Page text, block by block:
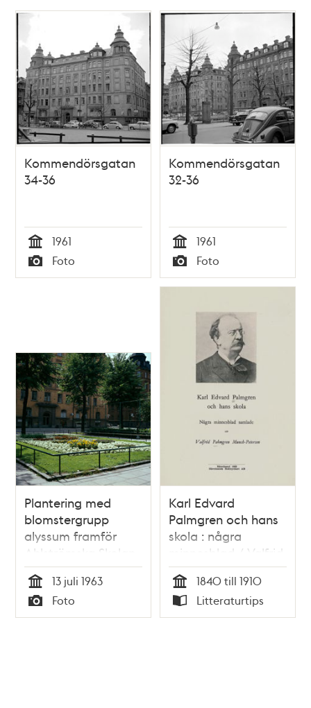
träffar
Kommendörsgatan
34-36
Tid
1961
Typ
Foto
Kommendörsgatan
32-36
Tid
1961
Typ
Foto
Plantering med
blomstergrupp
alyssum framför
Ahlströmska Skolan,
Kommendörsgatan
31, sedd från skolan
Tid
13 juli 1963
Typ
Foto
Karl Edvard
Palmgren och hans
skola : några
minnesblad / Valfrid
Palmgren Munch-
Petersen
Tid
1840 till 1910
Typ
Litteraturtips